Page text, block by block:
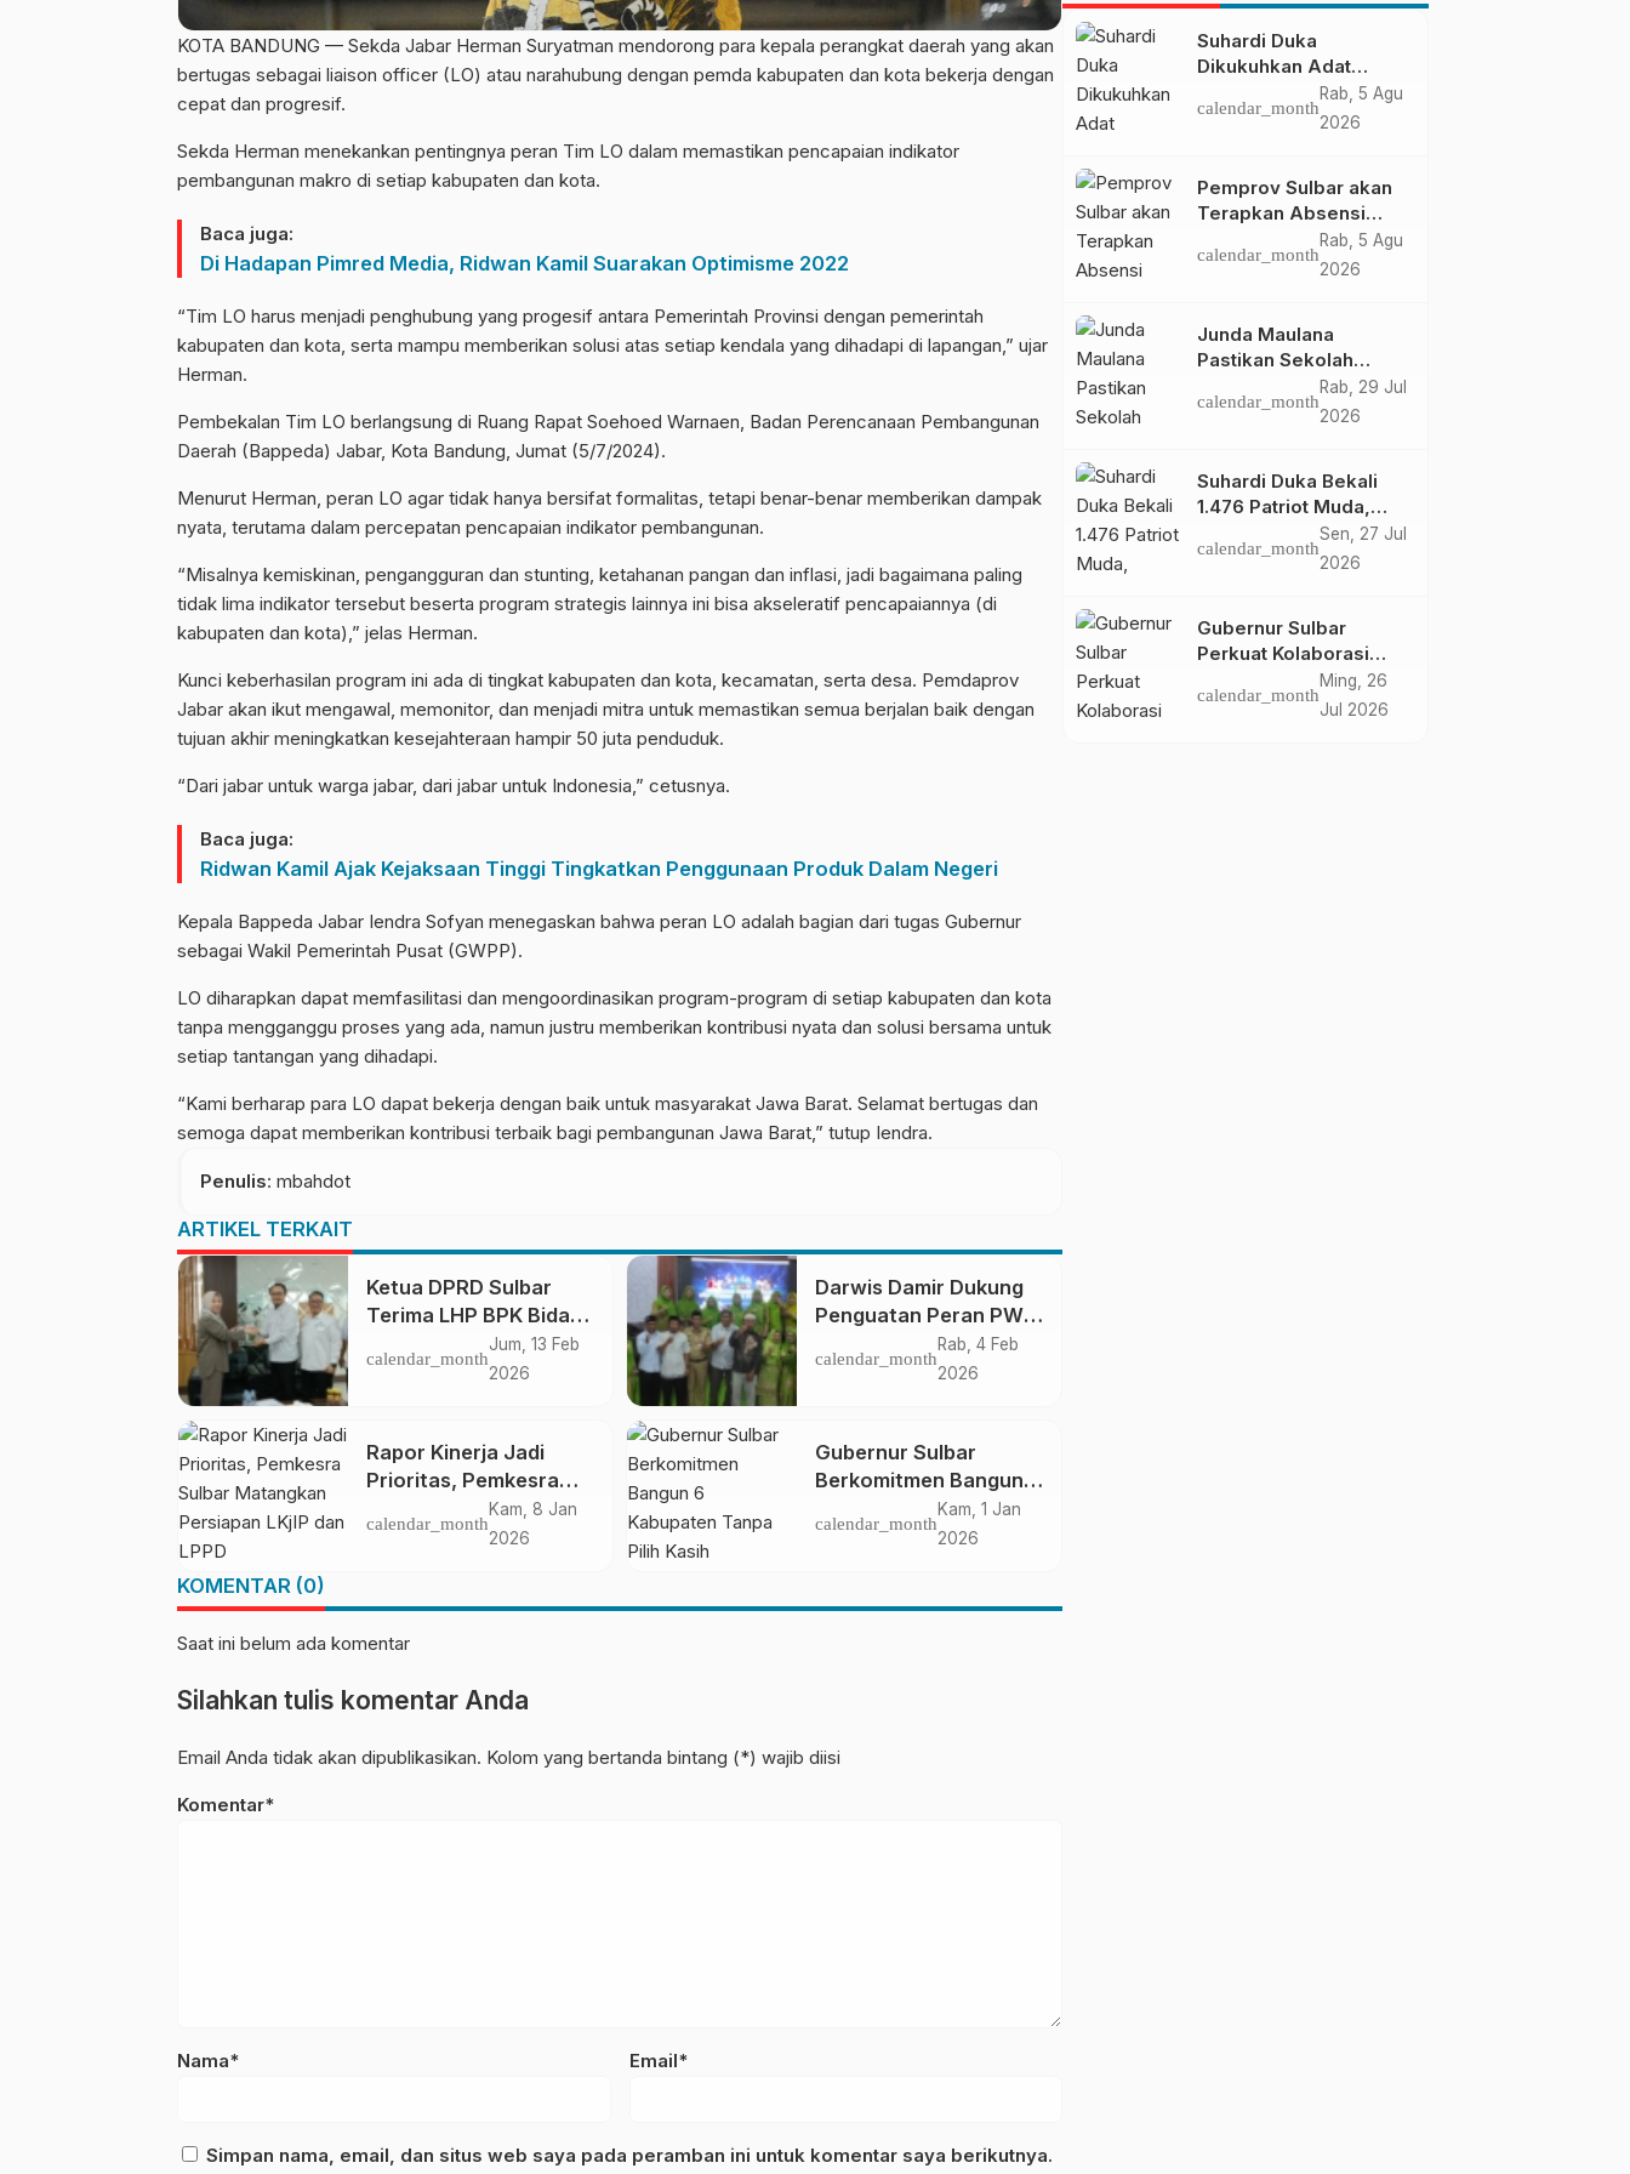
KOTA BANDUNG — Sekda Jabar Herman Suryatman mendorong para kepala perangkat daerah yang akan
bertugas sebagai liaison officer (LO) atau narahubung dengan pemda kabupaten dan kota bekerja dengan
cepat dan progresif.
Sekda Herman menekankan pentingnya peran Tim LO dalam memastikan pencapaian indikator
pembangunan makro di setiap kabupaten dan kota.
Baca juga:
Di Hadapan Pimred Media, Ridwan Kamil Suarakan Optimisme 2022
“Tim LO harus menjadi penghubung yang progesif antara Pemerintah Provinsi dengan pemerintah
kabupaten dan kota, serta mampu memberikan solusi atas setiap kendala yang dihadapi di lapangan,” ujar
Herman.
Pembekalan Tim LO berlangsung di Ruang Rapat Soehoed Warnaen, Badan Perencanaan Pembangunan
Daerah (Bappeda) Jabar, Kota Bandung, Jumat (5/7/2024).
Menurut Herman, peran LO agar tidak hanya bersifat formalitas, tetapi benar-benar memberikan dampak
nyata, terutama dalam percepatan pencapaian indikator pembangunan.
“Misalnya kemiskinan, pengangguran dan stunting, ketahanan pangan dan inflasi, jadi bagaimana paling
tidak lima indikator tersebut beserta program strategis lainnya ini bisa akseleratif pencapaiannya (di
kabupaten dan kota),” jelas Herman.
Kunci keberhasilan program ini ada di tingkat kabupaten dan kota, kecamatan, serta desa. Pemdaprov
Jabar akan ikut mengawal, memonitor, dan menjadi mitra untuk memastikan semua berjalan baik dengan
tujuan akhir meningkatkan kesejahteraan hampir 50 juta penduduk.
“Dari jabar untuk warga jabar, dari jabar untuk Indonesia,” cetusnya.
Baca juga:
Ridwan Kamil Ajak Kejaksaan Tinggi Tingkatkan Penggunaan Produk Dalam Negeri
Kepala Bappeda Jabar Iendra Sofyan menegaskan bahwa peran LO adalah bagian dari tugas Gubernur
sebagai Wakil Pemerintah Pusat (GWPP).
LO diharapkan dapat memfasilitasi dan mengoordinasikan program-program di setiap kabupaten dan kota
tanpa mengganggu proses yang ada, namun justru memberikan kontribusi nyata dan solusi bersama untuk
setiap tantangan yang dihadapi.
“Kami berharap para LO dapat bekerja dengan baik untuk masyarakat Jawa Barat. Selamat bertugas dan
semoga dapat memberikan kontribusi terbaik bagi pembangunan Jawa Barat,” tutup Iendra.
Penulis: mbahdot
ARTIKEL TERKAIT
Ketua DPRD Sulbar
Terima LHP BPK Bidang
Ketahanan Pangan
calendar_month
Jum, 13 Feb
2026
Darwis Damir Dukung
Penguatan Peran PW
Muslimat NU di Era
Modern
calendar_month
Rab, 4 Feb
2026
Rapor Kinerja Jadi
Prioritas, Pemkesra
Sulbar Matangkan
Persiapan LKjIP dan
calendar_month
Kam, 8 Jan
2026
Gubernur Sulbar
Berkomitmen Bangun 6
Kabupaten Tanpa Pilih
Kasih
calendar_month
Kam, 1 Jan
2026
KOMENTAR (0)
Saat ini belum ada komentar
Silahkan tulis komentar Anda
Email Anda tidak akan dipublikasikan. Kolom yang bertanda bintang (*) wajib diisi
Komentar*
Nama* Email*
Simpan nama, email, dan situs web saya pada peramban ini untuk komentar saya berikutnya.
Suhardi Duka
Dikukuhkan Adat
Balanipa, Raih Gelar
Sulo Tappidena
calendar_month
Rab, 5 Agu
2026
Pemprov Sulbar akan
Terapkan Absensi
Online untuk ASN
calendar_month
Rab, 5 Agu
2026
Junda Maulana
Pastikan Sekolah
Rakyat Mamuju Siap
Digunakan
calendar_month
Rab, 29 Jul
2026
Suhardi Duka Bekali
1.476 Patriot Muda,
Dorong Hasil Riset Jadi
Dasar Kebijakan
calendar_month
Sen, 27 Jul
2026
Gubernur Sulbar
Perkuat Kolaborasi
Riset dengan BRIN
untuk Mendukung
calendar_month
Ming, 26
Jul 2026